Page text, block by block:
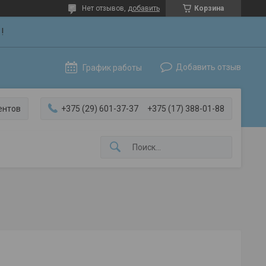
Корзина
Нет отзывов, добавить
График работы Добавить отзыв
+375 (29) 601-37-37 +375 (17) 388-01-88